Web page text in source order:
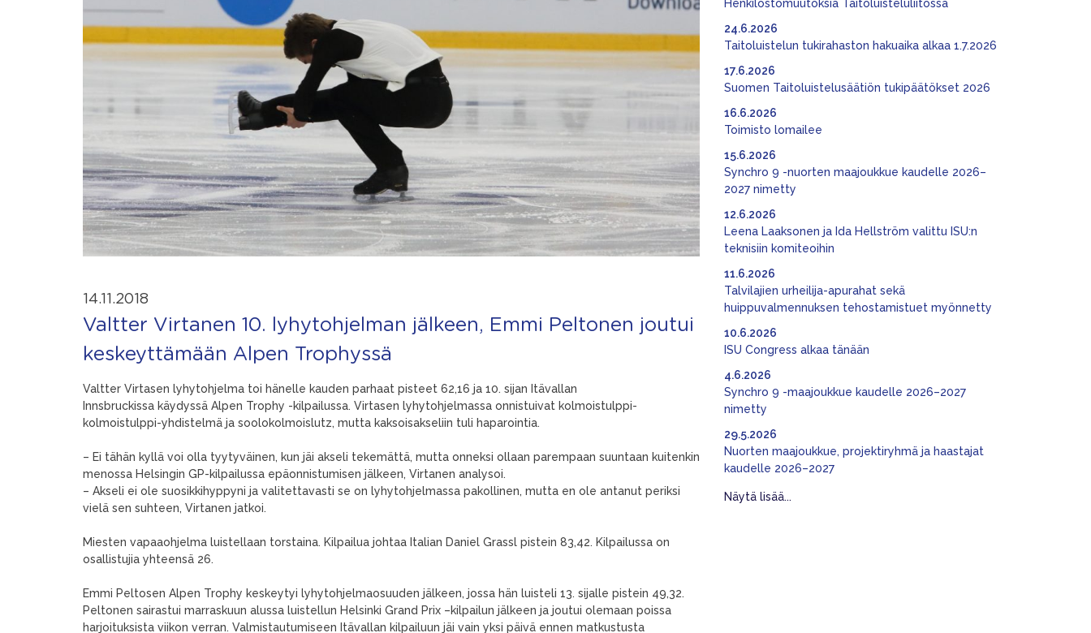
14.11.2018
Valtter Virtanen 10. lyhytohjelman jälkeen, Emmi Peltonen joutui
keskeyttämään Alpen Trophyssä
Valtter Virtasen lyhytohjelma toi hänelle kauden parhaat pisteet 62,16 ja 10. sijan Itävallan
Innsbruckissa käydyssä Alpen Trophy -kilpailussa. Virtasen lyhytohjelmassa onnistuivat kolmoistulppi-
kolmoistulppi-yhdistelmä ja soolokolmoislutz, mutta kaksoisakseliin tuli haparointia.
– Ei tähän kyllä voi olla tyytyväinen, kun jäi akseli tekemättä, mutta onneksi ollaan parempaan suuntaan kuitenkin
menossa Helsingin GP-kilpailussa epäonnistumisen jälkeen, Virtanen analysoi.
– Akseli ei ole suosikkihyppyni ja valitettavasti se on lyhytohjelmassa pakollinen, mutta en ole antanut periksi
vielä sen suhteen, Virtanen jatkoi.
Miesten vapaaohjelma luistellaan torstaina. Kilpailua johtaa Italian Daniel Grassl pistein 83,42. Kilpailussa on
osallistujia yhteensä 26.
Emmi Peltosen Alpen Trophy keskeytyi lyhytohjelmaosuuden jälkeen, jossa hän luisteli 13. sijalle pistein 49,32.
Peltonen sairastui marraskuun alussa luistellun Helsinki Grand Prix –kilpailun jälkeen ja joutui olemaan poissa
harjoituksista viikon verran. Valmistautumiseen Itävallan kilpailuun jäi vain yksi päivä ennen matkustusta
Henkilöstömuutoksia Taitoluisteluliitossa
Taitoluistelun tukirahaston hakuaika alkaa 1.7.2026
24.6.2026
Suomen Taitoluistelusäätiön tukipäätökset 2026
17.6.2026
Toimisto lomailee
16.6.2026
Synchro 9 -nuorten maajoukkue kaudelle 2026–
2027 nimetty
15.6.2026
Leena Laaksonen ja Ida Hellström valittu ISU:n
teknisiin komiteoihin
12.6.2026
Talvilajien urheilija-apurahat sekä
huippuvalmennuksen tehostamistuet myönnetty
11.6.2026
ISU Congress alkaa tänään
10.6.2026
Synchro 9 -maajoukkue kaudelle 2026–2027
nimetty
4.6.2026
Nuorten maajoukkue, projektiryhmä ja haastajat
kaudelle 2026–2027
29.5.2026
Näytä lisää...